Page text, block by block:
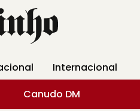
Internacional
Canudo DM